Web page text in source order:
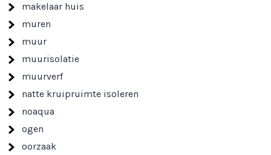
makelaar huis
muren
muur
muurisolatie
muurverf
natte kruipruimte isoleren
noaqua
ogen
oorzaak